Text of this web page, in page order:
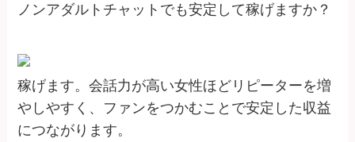
ノンアダルトチャットでも安定して稼げますか？
稼げます。会話力が高い女性ほどリピーターを増
やしやすく、ファンをつかむことで安定した収益
につながります。